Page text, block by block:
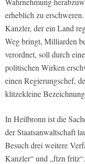
erheblich zu
Kanzler, der ein Land
Weg bringt, Milliarden
verordnet, soll durch
politischen Wirken
einen Regierungschef,
klitzekleine
In Heilbronn ist die
der Staatsanwaltschaft
Besuch drei weitere
Kanzler“ und „ftzn